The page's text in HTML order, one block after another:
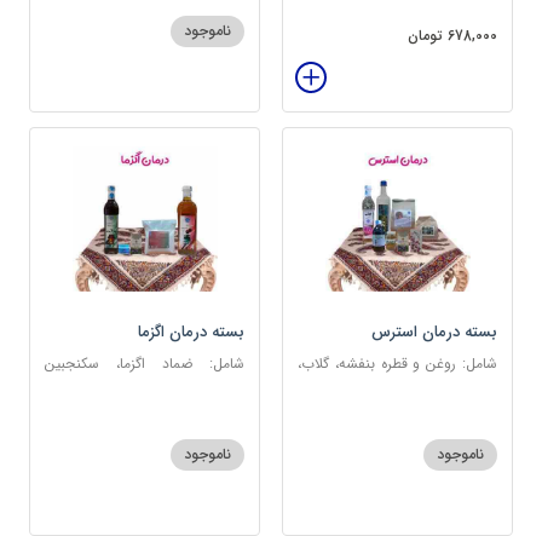
678,000 تومان
عنبرنسارا، عسل 3 ستاره
ناموجود
بسته درمان استرس
شامل: روغن و قطره بنفشه، گلاب،
گل، بهارنارنج، چای مبارک
ناموجود
بسته درمان اگزما
شامل: ضماد اگزما، سکنجبین
کپسول مفتاح 110
ناموجود